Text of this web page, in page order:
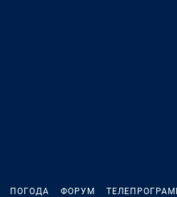
ПОГОДА ФОРУМ